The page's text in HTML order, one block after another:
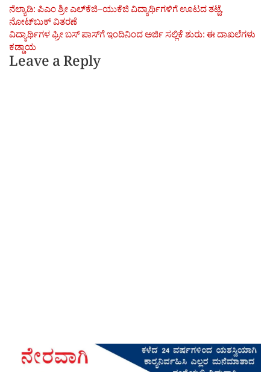
Post
navigation
ನೆಲ್ಯಾಡಿ: ಪಿಎಂ ಶ್ರೀ ಎಲ್‌ಕೆಜಿ–ಯುಕೆಜಿ ವಿದ್ಯಾರ್ಥಿಗಳಿಗೆ ಊಟದ ತಟ್ಟೆ,
ನೋಟ್‌ಬುಕ್ ವಿತರಣೆ
ವಿದ್ಯಾರ್ಥಿಗಳ ಫ್ರೀ ಬಸ್ ಪಾಸ್​ಗೆ ಇಂದಿನಿಂದ ಅರ್ಜಿ ಸಲ್ಲಿಕೆ ಶುರು: ಈ ದಾಖಲೆಗಳು
ಕಡ್ಡಾಯ
Leave a Reply